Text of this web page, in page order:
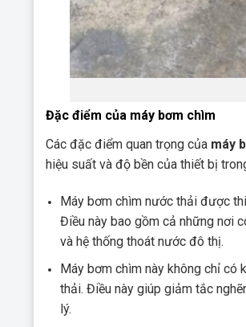
Đặc điểm của máy bơm chìm
Các đặc điểm quan trọng của máy
hiệu suất và độ bền của thiết bị
Máy bơm chìm nước thải được
Điều này bao gồm cả những nơi
và hệ thống thoát nước đô thị.
Máy bơm chìm này không chỉ có
thải. Điều này giúp giảm tắc
lý.